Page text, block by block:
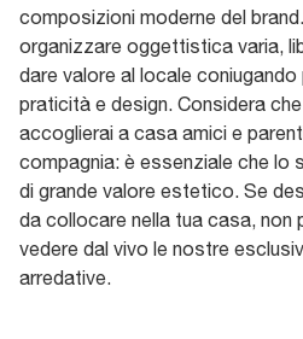
composizioni moderne del
organizzare oggettistica varia,
dare valore al locale
praticità e design. Considera
accoglierai a casa amici e
compagnia: è essenziale che lo
di grande valore estetico. Se
da collocare nella tua casa, non
vedere dal vivo le nostre
arredative.